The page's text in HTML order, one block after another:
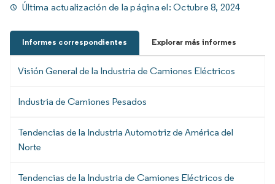
Última actualización de la página el:Octubre 8, 2024
Informes correspondientes Explorar más informes
Visión General de la Industria de Camiones Eléctricos
Industria de Camiones Pesados
Tendencias de la Industria Automotriz de América del
Norte
Tendencias de la Industria de Camiones Eléctricos de